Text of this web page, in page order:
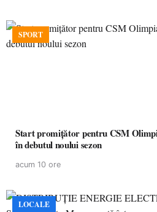
SPORT
Start promițător pentru CSM
în debutul noului sezon
acum 10 ore
LOCALE